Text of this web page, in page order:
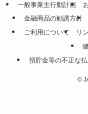
一般事業主行動計画
金融商品の勧誘方針
ご利用について
リ
預貯金等の不正な
©